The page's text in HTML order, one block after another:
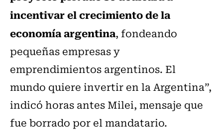
incentivar el crecimiento de la
economía argentina, fondeando
pequeñas empresas y
emprendimientos argentinos. El
mundo quiere invertir en la Argentina”,
indicó horas antes Milei, mensaje que
fue borrado por el mandatario.